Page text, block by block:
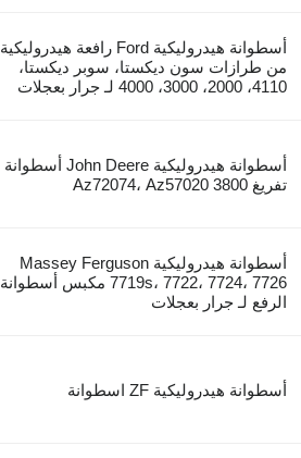
أسطوانة هيدروليكية Ford رافعة هيدروليكية
من طرازات سون ديكستا، سوبر ديكستا،
4110، 2000، 3000، 4000 لـ جرار بعجلات
أسطوانة هيدروليكية John Deere أسطوانة
تفريغ 3800 Az72074، Az57020
أسطوانة هيدروليكية Massey Ferguson
7719s، 7722، 7724، 7726 مكبس أسطوانة
الرفع لـ جرار بعجلات
أسطوانة هيدروليكية ZF اسطوانة